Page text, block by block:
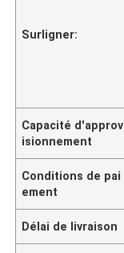
Surligner:
Capacité d'approv
isionnement
Conditions de pai
ement
Délai de livraison